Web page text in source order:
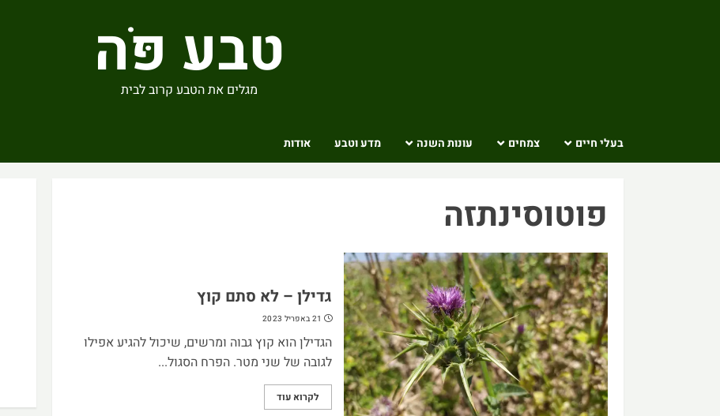
טבע פֹּה
מגלים את הטבע קרוב לבית
בעלי חיים צמחים עונות השנה מדע וטבע אודות
פוטוסינתזה
גדילן – לא סתם קוץ
21 באפריל 2023
הגדילן הוא קוץ גבוה ומרשים, שיכול להגיע אפילו
לגובה של שני מטר. הפרח הסגול...
לקרוא עוד